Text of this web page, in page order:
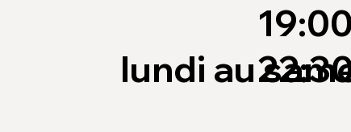
lundi au